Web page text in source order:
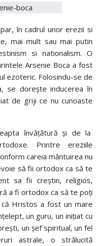
în cadrul unor erezii si
mai mult sau mai putin
si nationalism. O
Arsenie Boca a fost
ezoteric. Folosindu-se de
se doreşte inducerea în
de griji ce nu cunoaste
învăţătură şi de la
Printre ereziile
careia mântuirea nu
să fii ortodox ca să te
sa fii creştin, religios,
a fi ortodox ca să te poţi
Hristos a fost un mare
un guru, un iniţiat cu
un şef spiritual, un fel
astrale, o strălucită